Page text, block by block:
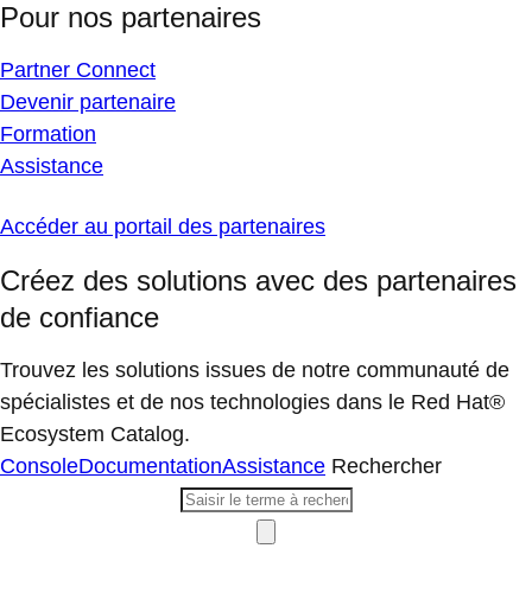
Pour nos partenaires
Partner Connect
Devenir partenaire
Formation
Assistance
Accéder au portail des partenaires
Créez des solutions avec des partenaires
de confiance
Trouvez les solutions issues de notre communauté de
spécialistes et de nos technologies dans le Red Hat®
Ecosystem Catalog.
ConsoleDocumentationAssistance Rechercher